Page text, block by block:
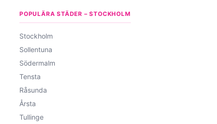
POPULÄRA STÄDER – STOCKHOLM
Stockholm
Sollentuna
Södermalm
Tensta
Råsunda
Årsta
Tullinge